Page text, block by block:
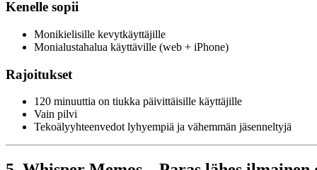
Kenelle sopii
Monikielisille kevytkäyttäjille
Monialustahalua käyttäville (web + iPhone)
Rajoitukset
120 minuuttia on tiukka päivittäisille käyttäjille
Vain pilvi
Tekoälyyhteenvedot lyhyempiä ja vähemmän jäsenneltyjä